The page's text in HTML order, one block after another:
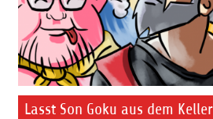
Lasst Son Goku aus dem Keller